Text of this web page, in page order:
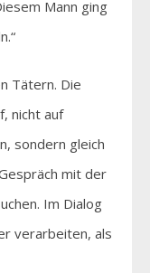
Mann ging
Tätern. Die
nicht auf
sondern gleich
mit der
Im Dialog
verarbeiten, als